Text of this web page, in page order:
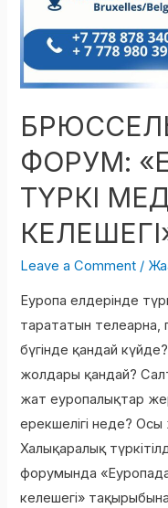
ФОРУМ:
ТҮРКІ
Leave a Comment /
Еуропа елдерінде
тарататын телеарна,
бүгінде қандай
жолдары қандай?
жат еуропалықтар
ерекшелігі неде?
Халықаралық
форумында
келешегі»